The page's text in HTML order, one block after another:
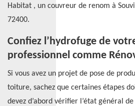
Habitat , un couvreur de renom à
72400.
Confiez l’hydrofuge de
professionnel comme
Si vous avez un projet de pose de
toiture, sachez que certaines étapes
devez d’abord vérifier l’état général